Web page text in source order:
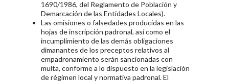
1690/1986, del Reglamento de Población y
Demarcación de las Entidades Locales).
Las omisiones o falsedades producidas en las
hojas de inscripción padronal, así como el
incumplimiento de las demás obligaciones
dimanantes de los preceptos relativos al
empadronamiento serán sancionadas con
multa, conforme a lo dispuesto en la legislación
de régimen local y normativa padronal. El